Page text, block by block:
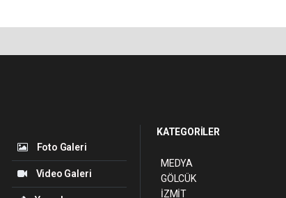
Foto Galeri
Video Galeri
KATEGORİLER
MEDYA
GÖLCÜK
İZMİT